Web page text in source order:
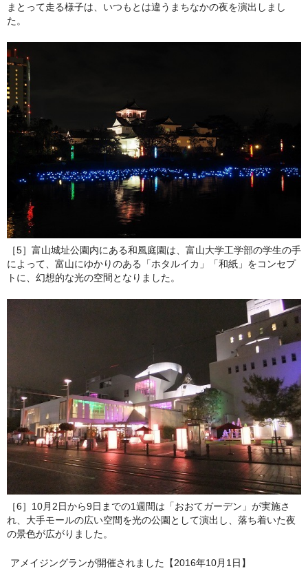
まとって走る様子は、いつもとは違うまちなかの夜を演出しまし
た。
［5］富山城址公園内にある和風庭園は、富山大学工学部の学生の手
によって、富山にゆかりのある「ホタルイカ」「和紙」をコンセプ
トに、幻想的な光の空間となりました。
［6］10月2日から9日までの1週間は「おおてガーデン」が実施さ
れ、大手モールの広い空間を光の公園として演出し、落ち着いた夜
の景色が広がりました。
アメイジングランが開催されました【2016年10月1日】